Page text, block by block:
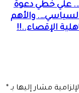
علي خطي دعوة
والأهم
الإقصاء..!!
مشار إليها بـ *